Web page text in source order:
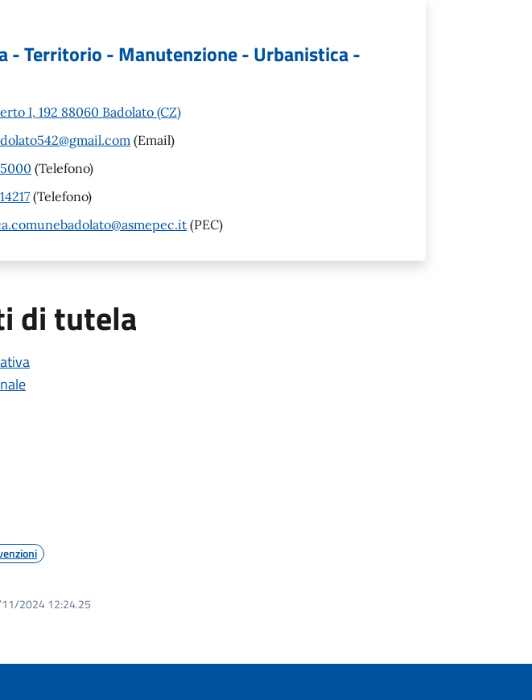
- Territorio - Manutenzione - Urbanistica -
I, 192 88060 Badolato (CZ)
(Email)
(Telefono)
(Telefono)
(PEC)
di tutela
2024 12:24.25